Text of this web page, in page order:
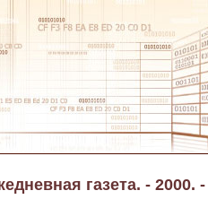
газета. -